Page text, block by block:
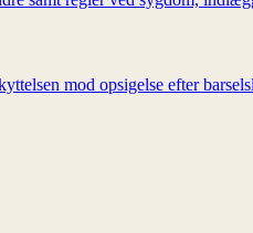
mod opsigelse efter